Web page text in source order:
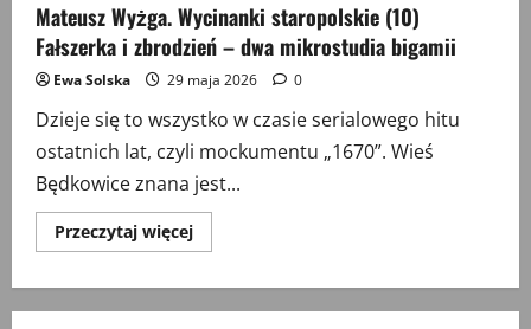
Mateusz Wyżga. Wycinanki staropolskie (10)
Fałszerka i zbrodzień – dwa mikrostudia bigamii
Ewa Solska 29 maja 2026 0
Dzieje się to wszystko w czasie serialowego hitu
ostatnich lat, czyli mockumentu „1670”. Wieś
Będkowice znana jest...
Przeczytaj więcejPrzeczytaj
więcej
Wycinanki